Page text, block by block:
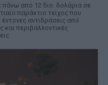
πάνω από 12 δισ. δολάρια σε
παράκτιο τείχος που
αντιδράσεις από
και περιβαλλοντικές